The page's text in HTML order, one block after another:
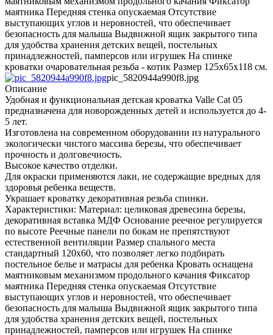
маятника Передняя стенка опускаемая Отсутствие
выступающих углов и неровностей, что обеспечивает
безопасность для малыша Выдвижной ящик закрытого типа
для удобства хранения детских вещей, постельных
принадлежностей, памперсов или игрушек На спинке
кроватки очаровательная резьба - котик Размер 125х65х118 см.
pic_5820944a990f8.jpg
Описание
Удобная и функциональная детская кроватка Valle Cat 05
предназначена для новорожденных детей и используется до 4-
5 лет.
Изготовлена на современном оборудовании из натурального
экологически чистого массива березы, что обеспечивает
прочность и долговечность.
Высокое качество отделки.
Для окраски применяются лаки, не содержащие вредных для
здоровья ребенка веществ.
Украшает кроватку декоративная резьба спинки.
Характеристики: Материал: целиковая древесина березы,
декоративная вставка МДФ Основание реечное регулируется
по высоте Реечные панели по бокам не препятствуют
естественной вентиляции Размер спального места
стандартный 120х60, что позволяет легко подбирать
постельное белье и матрасы для ребенка Кровать оснащена
маятниковым механизмом продольного качания Фиксатор
маятника Передняя стенка опускаемая Отсутствие
выступающих углов и неровностей, что обеспечивает
безопасность для малыша Выдвижной ящик закрытого типа
для удобства хранения детских вещей, постельных
принадлежностей, памперсов или игрушек На спинке